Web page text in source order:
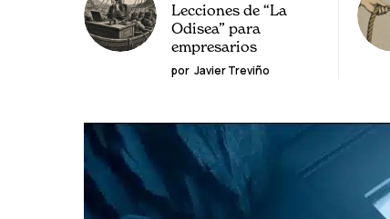
Lecciones de “La
Odisea” para
empresarios
por Javier Treviño